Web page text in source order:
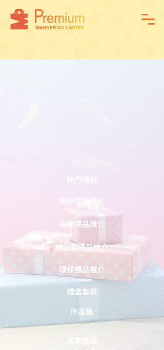
熱門禮品
學校禮品推介
運動禮品推介
辦公室禮品推介
環保禮品推介
禮盒套裝
作品集
​文具禮品